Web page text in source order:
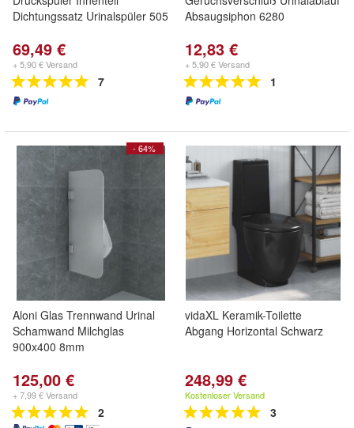
Dichtungssatz Urinalspüler 505
69,49 €
+ 5,90 € Versand
7
Absaugsiphon 6280
12,83 €
+ 5,90 € Versand
1
- 64%
Aloni Glas Trennwand Urinal
Schamwand Milchglas
900x400 8mm
125,00 €
+ 7,99 € Versand
2
vidaXL Keramik-Toilette
Abgang Horizontal Schwarz
248,99 €
Kostenloser Versand
3